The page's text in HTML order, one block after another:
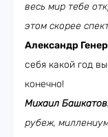
весь мир тебе
этом скорее
Александр
себя какой год
конечно!
Михаил
рубеж,